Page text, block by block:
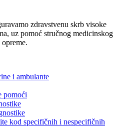
zdravstvenu skrb visoke
uz pomoć stručnog medicinskog
i ambulante
pomoći
kod specifičnih i nespecifičnih